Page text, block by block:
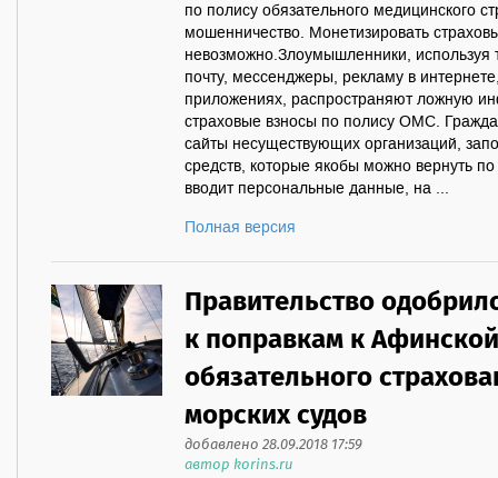
по полису обязательного медицинского
мошенничество. Монетизировать
невозможно.Злоумышленники,
почту, мессенджеры, рекламу в
приложениях, распространяют ложную
страховые взносы по полису ОМС.
сайты несуществующих организаций,
средств, которые якобы можно вернуть по
вводит персональные данные, на ...
Полная версия
Правительство
к поправкам к
обязательного
морских судов
добавлено 28.09.2018 17:59
автор korins.ru